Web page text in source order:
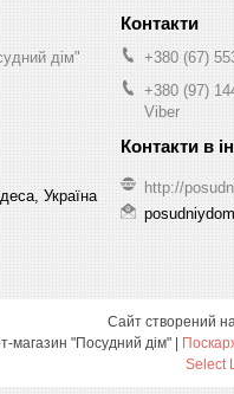
дім"
Україна
+380 (67)
+380 (97)
Viber
http://
Сайт створений
Інтернет-магазин "Посудний дім" |
Select